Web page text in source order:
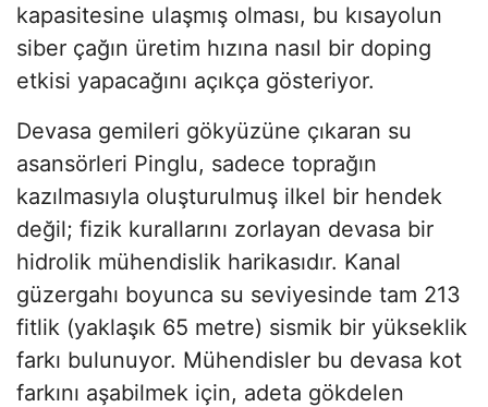
kapasitesine ulaşmış olması, bu kısayolun
siber çağın üretim hızına nasıl bir doping
etkisi yapacağını açıkça gösteriyor.
Devasa gemileri gökyüzüne çıkaran su
asansörleri Pinglu, sadece toprağın
kazılmasıyla oluşturulmuş ilkel bir hendek
değil; fizik kurallarını zorlayan devasa bir
hidrolik mühendislik harikasıdır. Kanal
güzergahı boyunca su seviyesinde tam 213
fitlik (yaklaşık 65 metre) sismik bir yükseklik
farkı bulunuyor. Mühendisler bu devasa kot
farkını aşabilmek için, adeta gökdelen